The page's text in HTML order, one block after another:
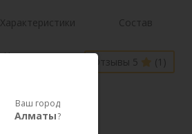
Характеристики Состав
Наличие в
Отзывы 5 (1)
Ваш город
Алматы?